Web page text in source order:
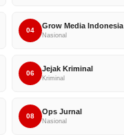
04
Grow Media Indonesia
Nasional
06
Jejak Kriminal
Kriminal
08
Ops Jurnal
Nasional